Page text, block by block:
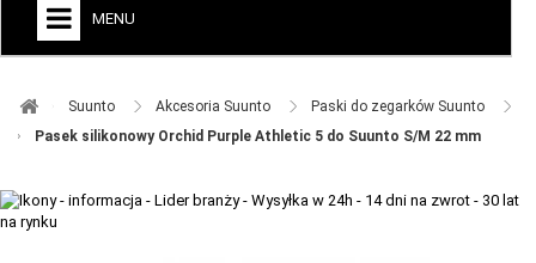
MENU
ZEGARKI DO BIEGANIA
TACX
Suunto ​ Akcesoria Suunto ​
Paski do zegarków Suunto ​
Pasek silikonowy Orchid Purple Athletic 5 do Suunto S/M 22 mm